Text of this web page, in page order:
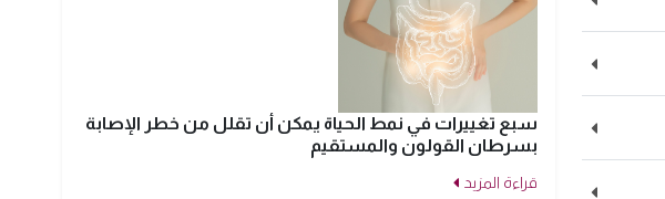
سبع تغييرات في نمط الحياة يمكن أن تقلل من خطر الإصابة
بسرطان القولون والمستقيم
قراءة المزيد